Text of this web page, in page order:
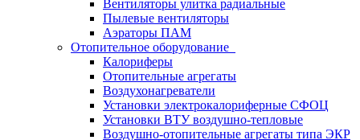
Вентиляторы улитка радиальные
Пылевые вентиляторы
Аэраторы ПАМ
Отопительное оборудование
Калориферы
Отопительные агрегаты
Воздухонагреватели
Установки электрокалориферные СФОЦ
Установки ВТУ воздушно-тепловые
Воздушно-отопительные агрегаты типа ЭКР